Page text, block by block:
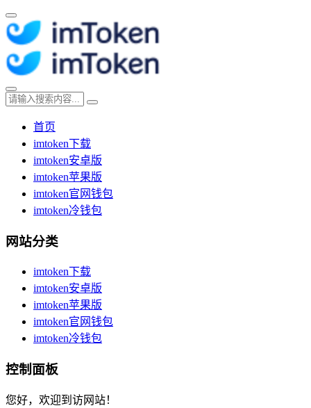
首页
imtoken下载
imtoken安卓版
imtoken苹果版
imtoken官网钱包
imtoken冷钱包
网站分类
imtoken下载
imtoken安卓版
imtoken苹果版
imtoken官网钱包
imtoken冷钱包
控制面板
您好，欢迎到访网站！